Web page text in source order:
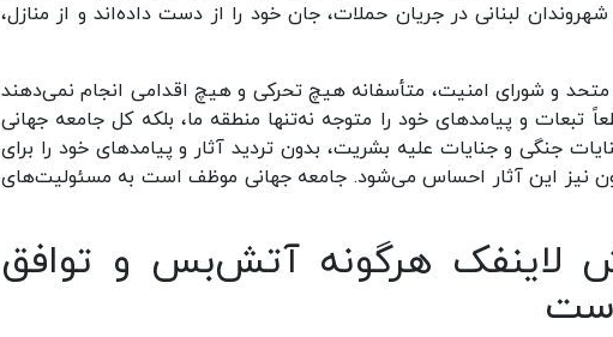
لبنانی در جریان حملات، جان خود را از دست داده‌اند و از منازل،
و شورای امنیت، متأسفانه هیچ تحرکی و هیچ اقدامی انجام نمی‌دهند
و پیامدهای خود را متوجه نه‌تنها منطقه ما، بلکه کل جامعه جهانی
جنگی و جنایات علیه بشریت، بدون تردید آثار و پیامدهای خود را برای
نیز این آثار احساس می‌شود. جامعه جهانی موظف است به مسئولیت‌های
هرگونه آتش‌بس و توافق